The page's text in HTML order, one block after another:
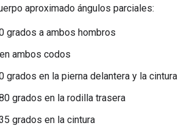
aproximado ángulos parciales:
grados a ambos hombros
ambos codos
grados en la pierna delantera y la cintura
grados en la rodilla trasera
grados en la cintura